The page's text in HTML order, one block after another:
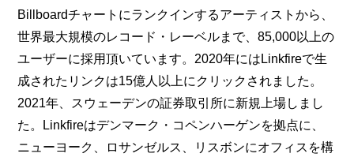
Billboardチャートにランクインするアーティストから、
世界最大規模のレコード・レーベルまで、85,000以上の
ユーザーに採用頂いています。2020年にはLinkfireで生
成されたリンクは15億人以上にクリックされました。
2021年、スウェーデンの証券取引所に新規上場しまし
た。Linkfireはデンマーク・コペンハーゲンを拠点に、
ニューヨーク、ロサンゼルス、リスボンにオフィスを構